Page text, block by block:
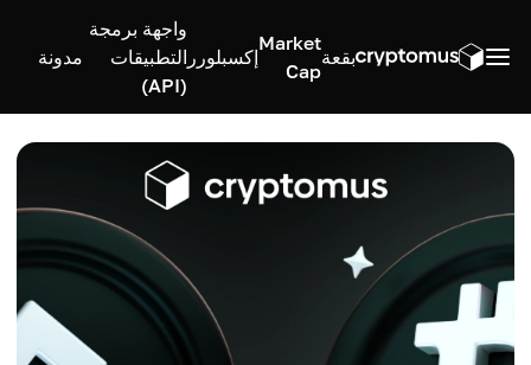
بقعة
Market
Cap
إكسبلورر
واجهة برمجة
التطبيقات
(API)
مدونة